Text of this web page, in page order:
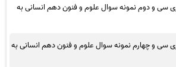
سی و دوم نمونه سوال علوم و فنون دهم انسانی به
سی و چهارم نمونه سوال علوم و فنون دهم انسانی به